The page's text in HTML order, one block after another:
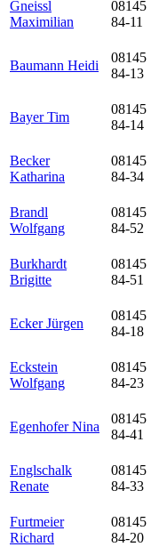
Gneissl
Maximilian
08145
84-11
Baumann Heidi
08145
84-13
Bayer Tim
08145
84-14
Becker
Katharina
08145
84-34
Brandl
Wolfgang
08145
84-52
Burkhardt
Brigitte
08145
84-51
Ecker Jürgen
08145
84-18
Eckstein
Wolfgang
08145
84-23
Egenhofer Nina
08145
84-41
Englschalk
Renate
08145
84-33
Furtmeier
Richard
08145
84-20